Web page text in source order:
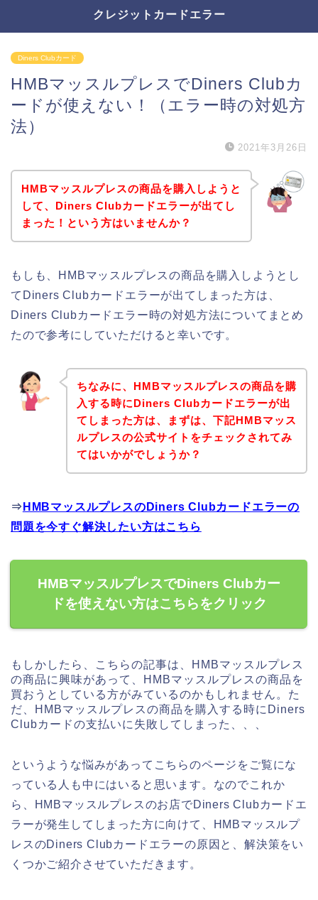
クレジットカードエラー
Diners Clubカード
HMBマッスルプレスでDiners Clubカ
ードが使えない！（エラー時の対処方
法）
2021年3月26日
HMBマッスルプレスの商品を購入しようと
して、Diners Clubカードエラーが出てし
まった！という方はいませんか？
もしも、HMBマッスルプレスの商品を購入しようとし
てDiners Clubカードエラーが出てしまった方は、
Diners Clubカードエラー時の対処方法についてまとめ
たので参考にしていただけると幸いです。
ちなみに、HMBマッスルプレスの商品を購
入する時にDiners Clubカードエラーが出
てしまった方は、まずは、下記HMBマッス
ルプレスの公式サイトをチェックされてみ
てはいかがでしょうか？
⇒ HMBマッスルプレスのDiners Clubカードエラーの
問題を今すぐ解決したい方はこちら
HMBマッスルプレスでDiners Clubカー
ドを使えない方はこちらをクリック
もしかしたら、こちらの記事は、HMBマッスルプレス
の商品に興味があって、HMBマッスルプレスの商品を
買おうとしている方がみているのかもしれません。た
だ、HMBマッスルプレスの商品を購入する時にDiners
Clubカードの支払いに失敗してしまった、、、
というような悩みがあってこちらのページをご覧にな
っている人も中にはいると思います。なのでこれか
ら、HMBマッスルプレスのお店でDiners Clubカードエ
ラーが発生してしまった方に向けて、HMBマッスルプ
レスのDiners Clubカードエラーの原因と、解決策をい
くつかご紹介させていただきます。